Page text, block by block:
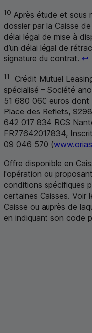
10 Après étude et sous
dossier par la Caisse
délai légal de mise à
d’un délai légal de
signature du contrat. ↩
11
Crédit Mutuel
spécialisé – Société
51 680 060 euros dont
Place des Reflets,
642 017 834 RCS
FR77642017834,
09 046 570 (
Offre disponible en
l'opération ou
conditions spécifiques
certaines Caisses. Voir
Caisse ou auprès de
en indiquant son code